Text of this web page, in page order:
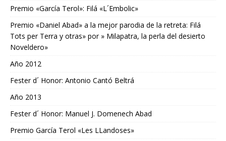
Premio «García Terol»: Filá «L´Embolic»
Premio «Daniel Abad» a la mejor parodia de la retreta: Filá
Tots per Terra y otras» por » Milapatra, la perla del desierto
Noveldero»
Año 2012
Fester d´ Honor: Antonio Cantó Beltrá
Año 2013
Fester d´ Honor: Manuel J. Domenech Abad
Premio García Terol «Les LLandoses»